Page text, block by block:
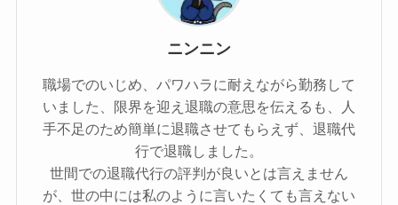
ニンニン
職場でのいじめ、パワハラに耐えながら勤務して
いました、限界を迎え退職の意思を伝えるも、人
手不足のため簡単に退職させてもらえず、退職代
行で退職しました。
世間での退職代行の評判が良いとは言えません
が、世の中には私のように言いたくても言えない